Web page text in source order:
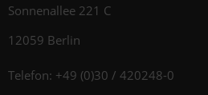
Sonnenallee 221 C
12059 Berlin
Telefon: +49 (0)30 / 420248-0